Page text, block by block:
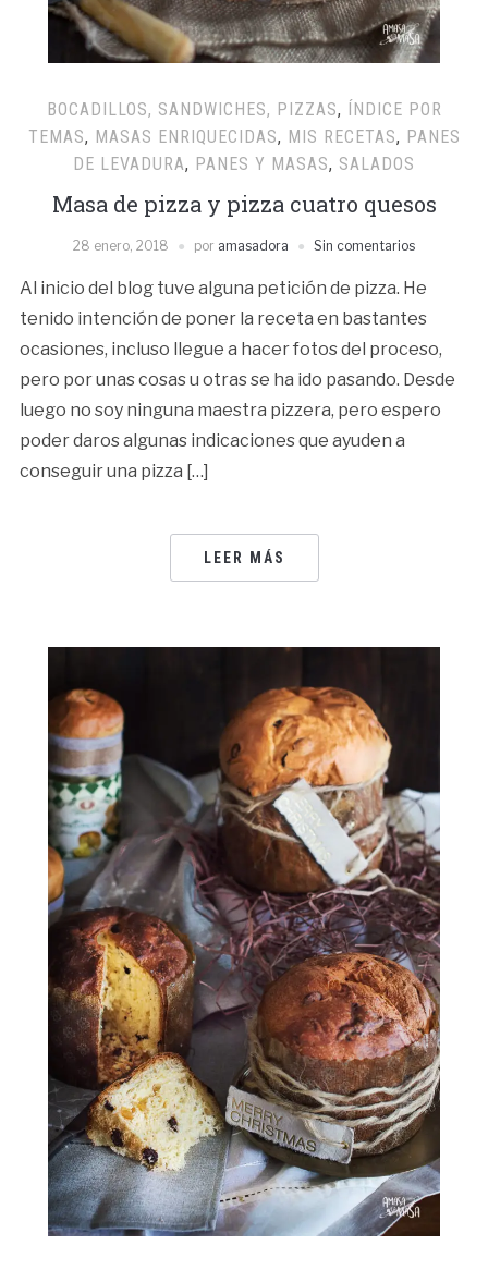
BOCADILLOS, SANDWICHES, PIZZAS, ÍNDICE POR
TEMAS, MASAS ENRIQUECIDAS, MIS RECETAS, PANES
DE LEVADURA, PANES Y MASAS, SALADOS
Masa de pizza y pizza cuatro quesos
28 enero, 2018 por amasadora Sin comentarios
Al inicio del blog tuve alguna petición de pizza. He
tenido intención de poner la receta en bastantes
ocasiones, incluso llegue a hacer fotos del proceso,
pero por unas cosas u otras se ha ido pasando. Desde
luego no soy ninguna maestra pizzera, pero espero
poder daros algunas indicaciones que ayuden a
conseguir una pizza […]
LEER MÁS